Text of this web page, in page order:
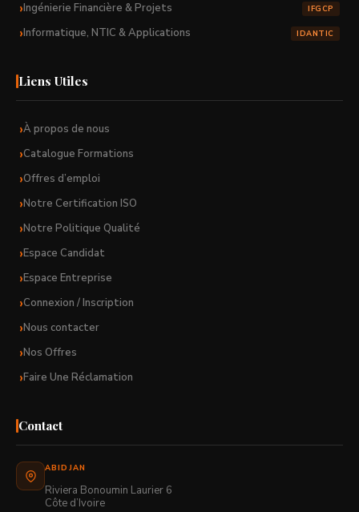
Ingénierie Financière & Projets IFGCP
Informatique, NTIC & Applications IDANTIC
Liens Utiles
À propos de nous
Catalogue Formations
Offres d’emploi
Notre Certification ISO
Notre Politique Qualité
Espace Candidat
Espace Entreprise
Connexion / Inscription
Nous contacter
Nos Offres
Faire Une Réclamation
Contact
ABIDJAN
Riviera Bonoumin Laurier 6
Côte d’Ivoire